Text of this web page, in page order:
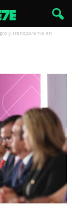
y transparente en